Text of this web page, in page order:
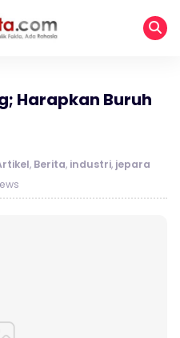
Harapkan Buruh
, Berita, industri, jepara